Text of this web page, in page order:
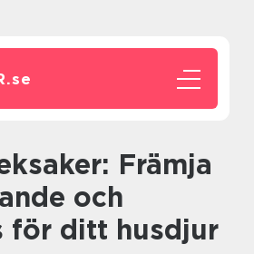
se
och
för ditt husdjur